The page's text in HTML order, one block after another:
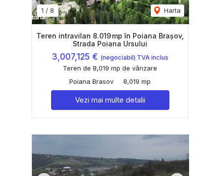
1 / 8 Harta
Teren intravilan 8.019 mp în Poiana Brașov,
Strada Poiana Ursului
3,007,125 € (negociabil) TVA inclus
Teren de 8,019 mp de vânzare
Poiana Brasov
8,019 mp
Vezi mai multe detalii